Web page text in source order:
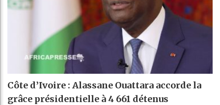
Côte d’Ivoire : Alassane Ouattara accorde la
grâce présidentielle à 4 661 détenus